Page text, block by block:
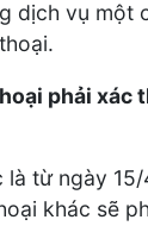
dịch vụ một
phải xác
là từ ngày
khác sẽ